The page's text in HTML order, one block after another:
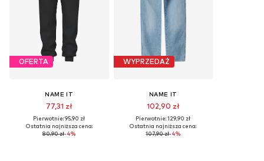
OFERTA
NAME IT
77,31 zł
Pierwotnie: 95,90 zł
Ostatnia najniższa cena:
80,90 zł-4%
WYPRZEDAŻ
NAME IT
102,90 zł
Pierwotnie: 129,90 zł
Ostatnia najniższa cena:
107,90 zł-4%